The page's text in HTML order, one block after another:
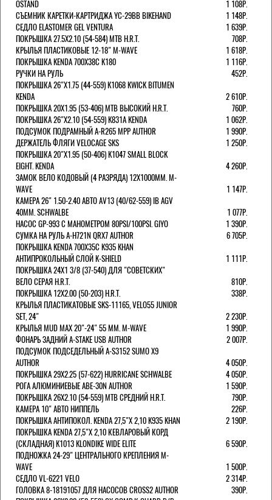
OSTAND
1 108Р.
СЪЕМНИК КАРЕТКИ-КАРТРИДЖА YC-29BB BIKEHAND
1 148Р.
СЕДЛО ELASTOMER GEL VENTURA
1 639Р.
ПОКРЫШКА 27.5X2.10 (54-584) MTB H.R.T.
708Р.
КРЫЛЬЯ ПЛАСТИКОВЫЕ 12-18" M-WAVE
1 618Р.
ПОКРЫШКА KENDA 700Х38С K180
1 116Р.
РУЧКИ НА РУЛЬ
452Р.
ПОКРЫШКА 26"Х1.75 (44-559) K1068 KWICK BITUMEN
KENDA
2 610Р.
ПОКРЫШКА 20X1.95 (53-406) MTB ВЫСОКИЙ H.R.T.
760Р.
ПОКРЫШКА 26"Х2.10 (54-559) K831A KENDA
1 062Р.
ПОДСУМОК ПОДРАМНЫЙ A-R265 MPP AUTHOR
1 990Р.
ДЕРЖАТЕЛЬ ФЛЯГИ VELOCAGE SKS
1 250Р.
ПОКРЫШКА 20"Х1.95 (50-406) K1047 SMALL BLOCK
EIGHT. KENDA
4 260Р.
ЗАМОК ВЕЛО КОДОВЫЙ (4 РАЗРЯДА) 12Х1000ММ. M-
WAVE
1 147Р.
КАМЕРА 26" 1.50-2.40 АВТО AV13 (40/62-559) IB AGV
40MM. SCHWALBE
1 077Р.
НАСОС GP-993 С МАНОМЕТРОМ 80PSI/100PSI. GIYO
1 390Р.
СУМКА НА РУЛЬ A-H721N QRX7 AUTHOR
6 705Р.
ПОКРЫШКА KENDA 700Х35С K935 KHAN
АНТИПРОКОЛЬНЫЙ СЛОЙ K-SHIELD
1 111Р.
ПОКРЫШКА 24X1 3/8 (37-540) ДЛЯ "СОВЕТСКИХ"
ВЕЛО СЕРАЯ H.R.T.
810Р.
ПОКРЫШКА 12X2.00 (50-203) H.R.T.
338Р.
КРЫЛЬЯ ПЛАСТИКАТОВЫЕ SKS-11165, VELO55 JUNIOR
SET, 24"
2 230Р.
КРЫЛЬЯ MUD MAX 20"-24" 55 ММ. M-WAVE
1 990Р.
ФОНАРЬ ЗАДНИЙ A-STAKE USB AUTHOR
2 007Р.
ПОДСУМОК ПОДСЕДЕЛЬНЫЙ A-S3152 SUMO X9
AUTHOR
4 050Р.
ПОКРЫШКА 29X2.25 (57-622) HURRICANE SCHWALBE
4 050Р.
РОГА АЛЮМИНИЕВЫЕ ABE-30N AUTHOR
1 590Р.
ПОКРЫШКА 26X2.10 (54-559) MTB СРЕДНИЙ H.R.T.
790Р.
КАМЕРА 10" АВТО НИППЕЛЬ
226Р.
ПОКРЫШКА АНТИПОКОЛ. KENDA 27,5"Х 2,10 K935 KHAN
2 190Р.
ПОКРЫШКА KENDA 27,5"Х 2,10 КЕВЛАРОВЫЙ КОРД
(СКЛАДНАЯ) K1013 KLONDIKE WIDE ELITE
6 590Р.
ПОДНОЖКА 24-29" ЦЕНТРАЛЬНОГО КРЕПЛЕНИЯ M-
WAVE
1 500Р.
СЕДЛО VL-6221 VELO
2 314Р.
ГОЛОВКА 8-18191057 ДЛЯ НАСОСОВ CROSS2 AUTHOR
390Р.